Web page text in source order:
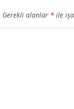
Gerekli alanlar * ile